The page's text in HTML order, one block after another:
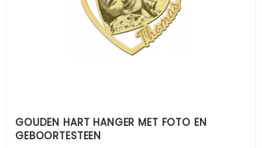
GOUDEN HART HANGER MET FOTO EN
GEBOORTESTEEN